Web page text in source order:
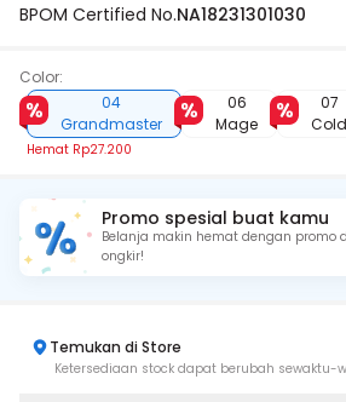
BPOM Certified No.NA18231301030
Color:
04
Grandmaster
Hemat Rp27.200
06
Mage
07
Cold
Promo spesial buat kamu
Belanja makin hemat dengan promo
ongkir!
Temukan di Store
Ketersediaan stock dapat berubah sewaktu-